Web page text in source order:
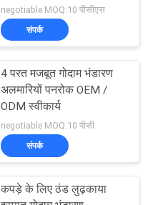
negotiable MOQ:10 पीसीएस
संपर्क
4 परत मजबूत गोदाम भंडारण
अलमारियों पनरोक OEM /
ODM स्वीकार्य
negotiable MOQ:10 पीसी
संपर्क
कपड़े के लिए ठंड लुढ़काया